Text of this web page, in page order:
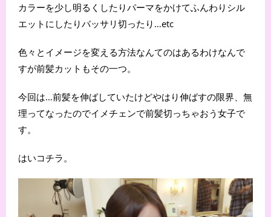
カラーを少し明るくしたりパーマをかけてふんわりシル
エットにしたりバッサリ切ったり…etc
色々とイメージを変える方法なんてのはあるわけなんで
すが前髪カットもその一つ。
今回は…前髪を伸ばしていたけどやはり伸ばすの限界、無
理ってなったのでイメチェンで前髪切っちゃおう女子で
す。
はいコチラ。